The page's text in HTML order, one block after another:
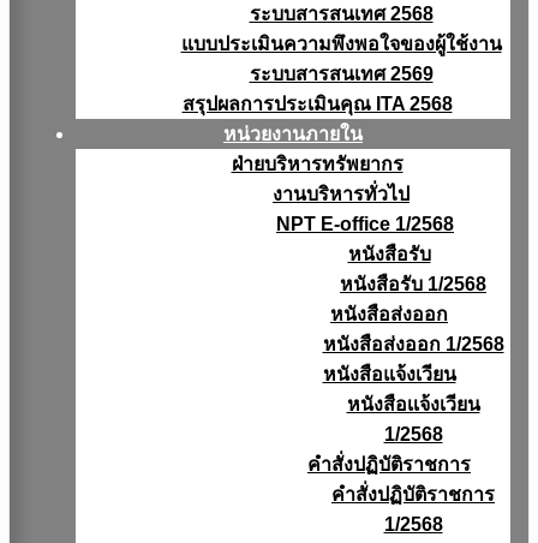
ระบบสารสนเทศ 2568
แบบประเมินความพึงพอใจของผู้ใช้งาน
ระบบสารสนเทศ 2569
สรุปผลการประเมินคุณ ITA 2568
หน่วยงานภายใน
ฝ่ายบริหารทรัพยากร
งานบริหารทั่วไป
NPT E-office 1/2568
หนังสือรับ
หนังสือรับ 1/2568
หนังสือส่งออก
หนังสือส่งออก 1/2568
หนังสือแจ้งเวียน
หนังสือเเจ้งเวียน
1/2568
คำสั่งปฏิบัติราชการ
คำสั่งปฏิบัติราชการ
1/2568